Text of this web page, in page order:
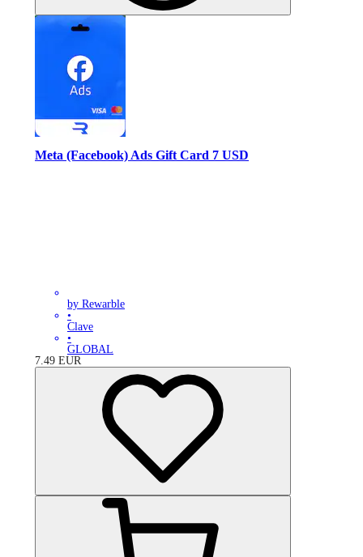
Meta (Facebook) Ads Gift Card 7 USD
by Rewarble
•
Clave
•
GLOBAL
7.49 EUR